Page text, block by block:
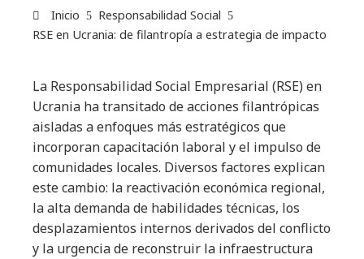
Inicio
Responsabilidad Social
RSE en Ucrania: de filantropía a estrategia de impacto
La Responsabilidad Social Empresarial (RSE) en
Ucrania ha transitado de acciones filantrópicas
aisladas a enfoques más estratégicos que
incorporan capacitación laboral y el impulso de
comunidades locales. Diversos factores explican
este cambio: la reactivación económica regional,
la alta demanda de habilidades técnicas, los
desplazamientos internos derivados del conflicto
y la urgencia de reconstruir la infraestructura